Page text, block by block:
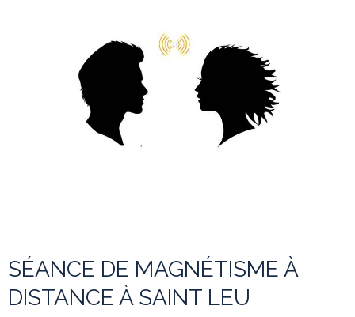
SÉANCE DE MAGNÉTISME À
DISTANCE À SAINT LEU